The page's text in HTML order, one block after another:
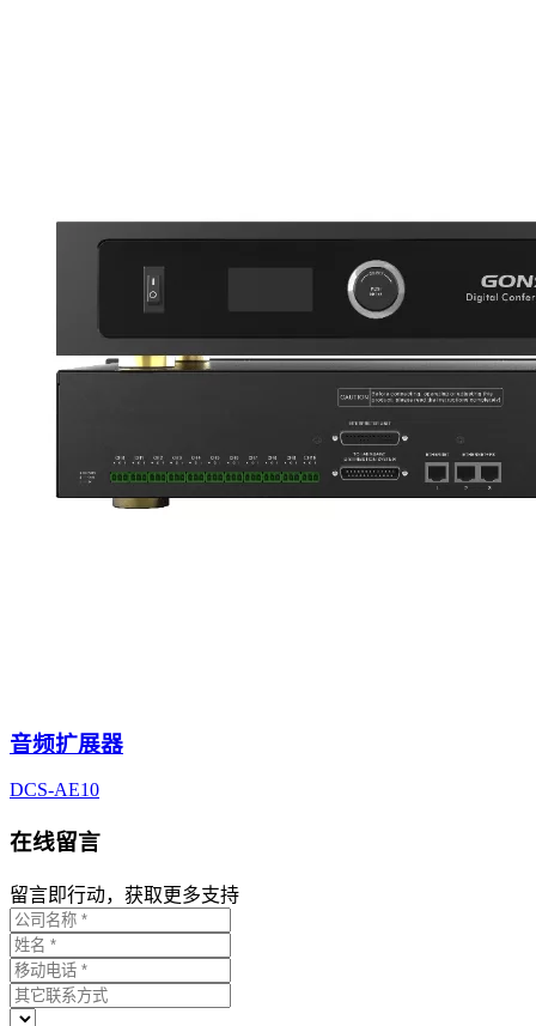
音频扩展器
DCS-AE10
在线留言
留言即行动，获取更多支持